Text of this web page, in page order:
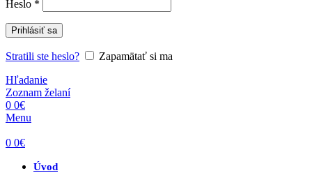
Heslo *
Prihlásiť sa
Stratili ste heslo?
Zapamätať si ma
Hľadanie
Zoznam želaní
0 0€
Menu
0 0€
Úvod